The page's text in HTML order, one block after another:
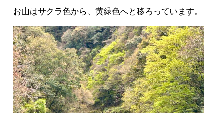
お山はサクラ色から、黄緑色へと移ろっています。